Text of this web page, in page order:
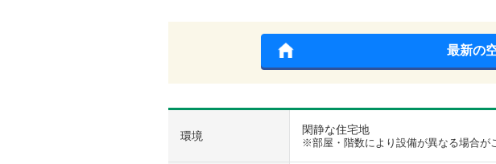
最新の
環境 閑静な住宅地
※部屋・階数により設備が異なる場合が